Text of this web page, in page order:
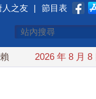
人之友 | 節目表
普宣布礦業投資20億美
2026 年 8 月 8